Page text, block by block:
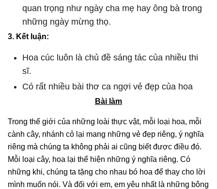
quan trọng như ngày cha mẹ hay ông bà trong
những ngày mừng thọ.
3. Kết luận:
Hoa cúc luôn là chủ đề sáng tác của nhiều thi
sĩ.
Có rất nhiều bài thơ ca ngợi vẻ đẹp của hoa
Bài làm
Trong thế giới của những loài thực vật, mỗi loại hoa, mỗi
cành cây, nhánh cỏ lại mang những vẻ đẹp riêng, ý nghĩa
riêng mà chúng ta không phải ai cũng biết được điều đó.
Mỗi loại cây, hoa lại thể hiện những ý nghĩa riêng. Có
những khi, chúng ta tặng cho nhau bó hoa để thay cho lời
mình muốn nói. Và đối với em, em yêu nhất là những bông